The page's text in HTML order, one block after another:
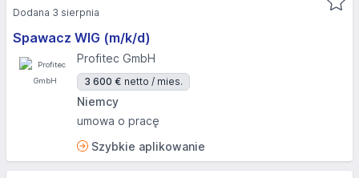
Spawacz WIG (m/k/d)
Profitec GmbH
3 600 € netto / mies.
Niemcy
umowa o pracę
Szybkie aplikowanie
Dodana 3 sierpnia